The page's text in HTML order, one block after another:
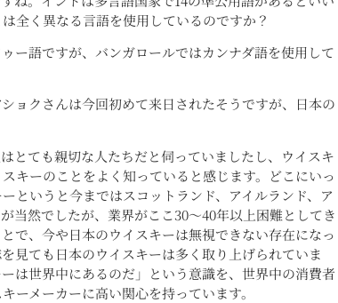
全く異なる言語を使用しているのですか？
ー語ですが、バンガロールではカンナダ語を使用して
ョクさんは今回初めて来日されたそうですが、日本の
とても親切な人たちだと伺っていましたし、ウイスキ
キーのことをよく知っていると感じます。どこにいっ
というと今まではスコットランド、アイルランド、ア
当然でしたが、業界がここ30～40年以上困難としてき
で、今や日本のウイスキーは無視できない存在になっ
見ても日本のウイスキーは多く取り上げられていま
は世界中にあるのだ」という意識を、世界中の消費者
ーメーカーに高い関心を持っています。